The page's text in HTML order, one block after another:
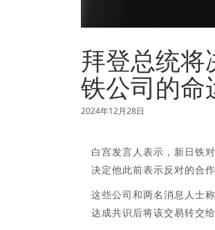
拜登总统
铁公司的命
2024年12月28日
白宫发言人表示，新日铁
决定他此前表示反对的合作
这些公司和两名消息人士
达成共识后将该交易转交给